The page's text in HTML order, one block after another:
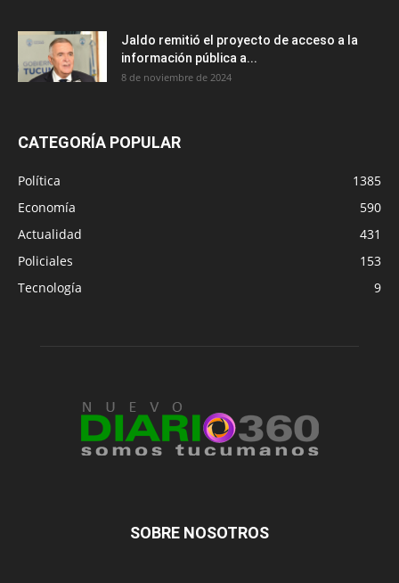
Jaldo remitió el proyecto de acceso a la
información pública a...
8 de noviembre de 2024
CATEGORÍA POPULAR
Política
1385
Economía
590
Actualidad
431
Policiales
153
Tecnología
9
SOBRE NOSOTROS